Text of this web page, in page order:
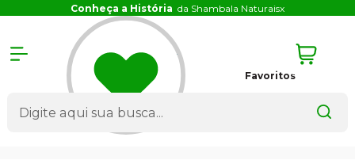
Conheça a História da Shambala Naturaisx
Favoritos